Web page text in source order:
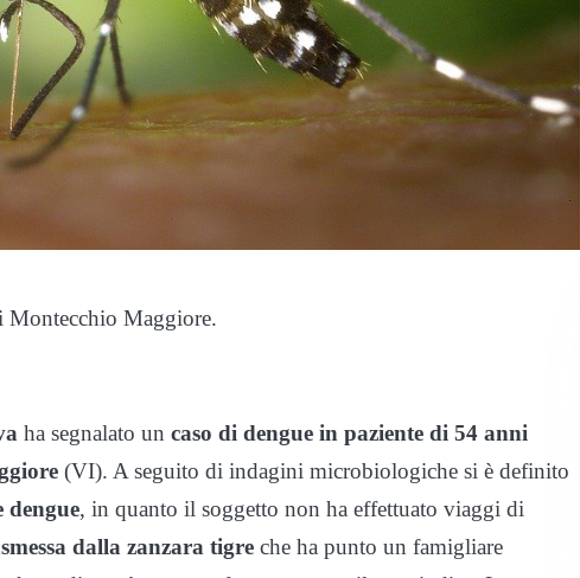
Montecchio Maggiore.
ha segnalato un caso di dengue in paziente di 54 anni
(VI). A seguito di indagini microbiologiche si è definito
dengue, in quanto il soggetto non ha effettuato viaggi di
dalla zanzara tigre che ha punto un famigliare